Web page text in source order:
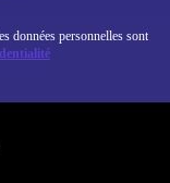
données personnelles sont